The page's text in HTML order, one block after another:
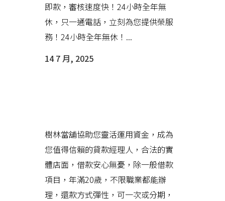
即款，審核速度快！24小時全年無
休，只一通電話，立刻為您提供榮服
務！24小時全年無休！...
14 7 月, 2025
樹林當舖協助您靈活運用資金，成為
您值得信賴的貸款經理人，合法的實
體店面，借款安心無憂，除一般借款
項目，年滿20歲，不限職業都能辦
理，還款方式彈性，可一次或分期，